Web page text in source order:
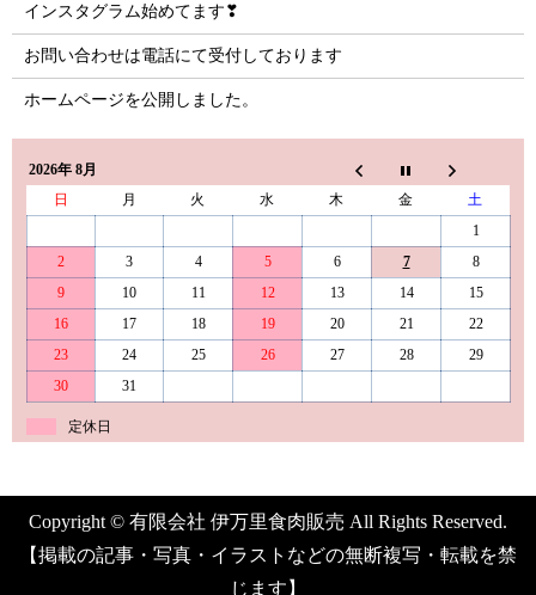
インスタグラム始めてます❣
お問い合わせは電話にて受付しております
ホームページを公開しました。
2026年 8月
日
月 火 水 木 金
土
1
2
3 4 5 6 7
8
9
10 11 12 13 14
15
16
17 18 19 20 21
22
23
24 25 26 27 28
29
30
31
定休日
Copyright © 有限会社 伊万里食肉販売 All Rights Reserved.
【掲載の記事・写真・イラストなどの無断複写・転載を禁
じます】